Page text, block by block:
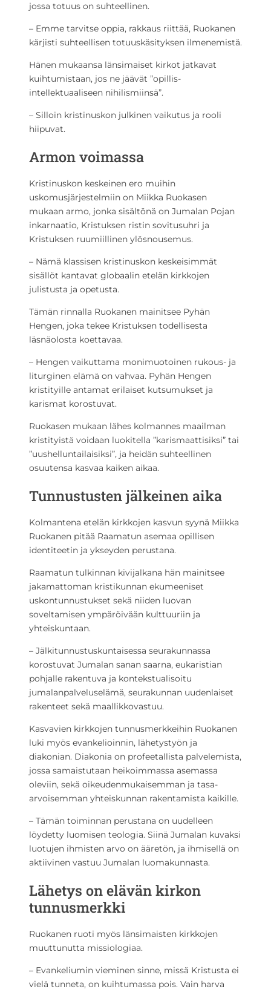
jossa totuus on suhteellinen.
– Emme tarvitse oppia, rakkaus riittää, Ruokanen
kärjisti suhteellisen totuuskäsityksen ilmenemistä.
Hänen mukaansa länsimaiset kirkot jatkavat
kuihtumistaan, jos ne jäävät ”opillis-
intellektuaaliseen nihilismiinsä”.
– Silloin kristinuskon julkinen vaikutus ja rooli
hiipuvat.
Armon voimassa
Kristinuskon keskeinen ero muihin
uskomusjärjestelmiin on Miikka Ruokasen
mukaan armo, jonka sisältönä on Jumalan Pojan
inkarnaatio, Kristuksen ristin sovitusuhri ja
Kristuksen ruumiillinen ylösnousemus.
– Nämä klassisen kristinuskon keskeisimmät
sisällöt kantavat globaalin etelän kirkkojen
julistusta ja opetusta.
Tämän rinnalla Ruokanen mainitsee Pyhän
Hengen, joka tekee Kristuksen todellisesta
läsnäolosta koettavaa.
– Hengen vaikuttama monimuotoinen rukous- ja
liturginen elämä on vahvaa. Pyhän Hengen
kristityille antamat erilaiset kutsumukset ja
karismat korostuvat.
Ruokasen mukaan lähes kolmannes maailman
kristityistä voidaan luokitella ”karismaattisiksi” tai
”uushelluntailaisiksi”, ja heidän suhteellinen
osuutensa kasvaa kaiken aikaa.
Tunnustusten jälkeinen aika
Kolmantena etelän kirkkojen kasvun syynä Miikka
Ruokanen pitää Raamatun asemaa opillisen
identiteetin ja ykseyden perustana.
Raamatun tulkinnan kivijalkana hän mainitsee
jakamattoman kristikunnan ekumeeniset
uskontunnustukset sekä niiden luovan
soveltamisen ympäröivään kulttuuriin ja
yhteiskuntaan.
– Jälkitunnustuskuntaisessa seurakunnassa
korostuvat Jumalan sanan saarna, eukaristian
pohjalle rakentuva ja kontekstualisoitu
jumalanpalveluselämä, seurakunnan uudenlaiset
rakenteet sekä maallikkovastuu.
Kasvavien kirkkojen tunnusmerkkeihin Ruokanen
luki myös evankelioinnin, lähetystyön ja
diakonian. Diakonia on profeetallista palvelemista,
jossa samaistutaan heikoimmassa asemassa
oleviin, sekä oikeudenmukaisemman ja tasa-
arvoisemman yhteiskunnan rakentamista kaikille.
– Tämän toiminnan perustana on uudelleen
löydetty luomisen teologia. Siinä Jumalan kuvaksi
luotujen ihmisten arvo on ääretön, ja ihmisellä on
aktiivinen vastuu Jumalan luomakunnasta.
Lähetys on elävän kirkon
tunnusmerkki
Ruokanen ruoti myös länsimaisten kirkkojen
muuttunutta missiologiaa.
– Evankeliumin vieminen sinne, missä Kristusta ei
vielä tunneta, on kuihtumassa pois. Vain harva